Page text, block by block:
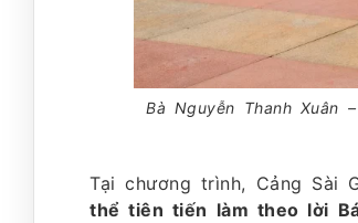
Bà Nguyễn Thanh Xuân
Tại chương trình, Cảng
thể tiên tiến làm theo lời